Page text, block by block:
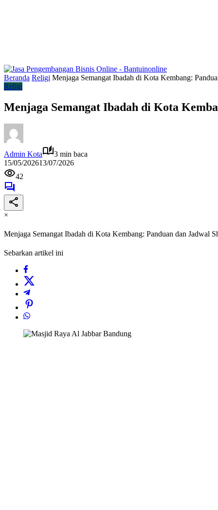
Beranda Religi Menjaga Semangat Ibadah di Kota Kembang:
Religi
Menjaga Semangat Ibadah di Kota
Admin Kota
3 min baca
15/05/202613/07/2026
42
×
Menjaga Semangat Ibadah di Kota Kembang: Panduan dan Jadwal
Sebarkan artikel ini